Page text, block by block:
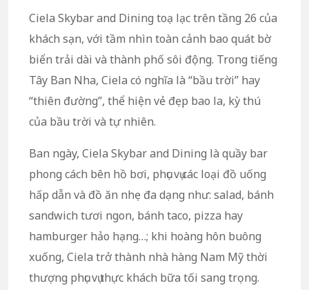
Ciela Skybar and Dining toạ lạc trên tầng 26 của
khách sạn, với tầm nhìn toàn cảnh bao quát bờ
biển trải dài và thành phố sôi động. Trong tiếng
Tây Ban Nha, Ciela có nghĩa là “bầu trời” hay
“thiên đường”, thể hiện vẻ đẹp bao la, kỳ thú
của bầu trời và tự nhiên.
Ban ngày, Ciela Skybar and Dining là quầy bar
phong cách bên hồ bơi, phục vụ các loại đồ uống
hấp dẫn và đồ ăn nhẹ đa dạng như: salad, bánh
sandwich tươi ngon, bánh taco, pizza hay
hamburger hảo hạng…; khi hoàng hôn buông
xuống, Ciela trở thành nhà hàng Nam Mỹ thời
thượng phục vụ thực khách bữa tối sang trọng.